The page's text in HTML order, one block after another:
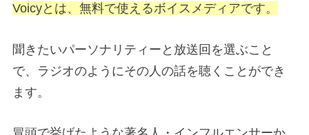
Voicyとは、無料で使えるボイスメディアです。
聞きたいパーソナリティーと放送回を選ぶこと
で、ラジオのようにその人の話を聴くことができ
ます。